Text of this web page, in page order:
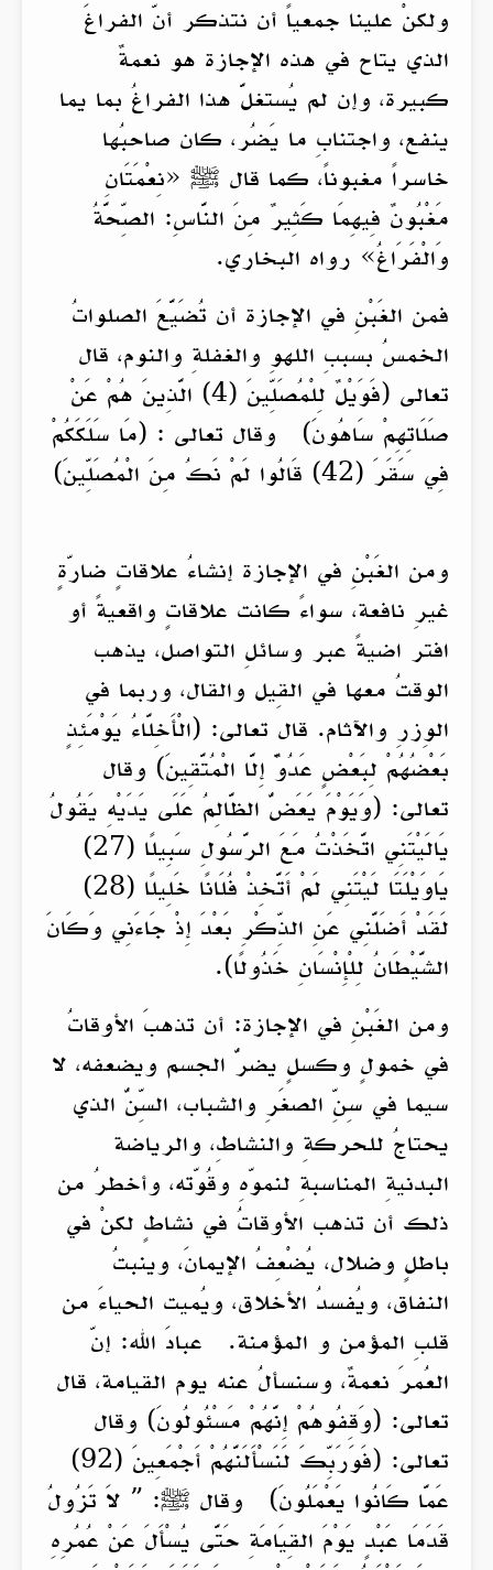
ولكنْ علينا جمعياً أن نتذكر أنّ الفراغَ
الذي يتاح في هذه الإجازة هو نعمةٌ
كبيرة، وإن لم يُستغلَّ هذا الفراغُ بما يما
ينفع، واجتنابِ ما يَضُر، كان صاحبُها
خاسراً مغبوناً، كما قال ﷺ «نِعْمَتَانِ
مَغْبُونٌ فِيهِمَا كَثِيرٌ مِنَ النَّاسِ: الصِّحَّةُ
وَالْفَرَاغُ» رواه البخاري.
فمن الغَبْنِ في الإجازة أن تُضَيَّعَ الصلواتُ
الخمسُ بسببِ اللهوِ والغفلةِ والنوم، قال
تعالى (فَوَيْلٌ لِلْمُصَلِّينَ (4) الَّذِينَ هُمْ عَنْ
صَلَاتِهِمْ سَاهُونَ) وقال تعالى : (مَا سَلَكَكُمْ
فِي سَقَرَ (42) قَالُوا لَمْ نَكُ مِنَ الْمُصَلِّينَ)
ومن الغَبْنِ في الإجازة إنشاءُ علاقاتٍ ضارّةٍ
غيرِ نافعة، سواءً كانت علاقاتٍ واقعيةً أو
افتر اضيةً عبر وسائلِ التواصل، يذهب
الوقتُ معها في القِيل والقال، وربما في
الوِزرِ والآثام. قال تعالى: (الْأَخِلَّاءُ يَوْمَئِذٍ
بَعْضُهُمْ لِبَعْضٍ عَدُوٌّ إِلَّا الْمُتَّقِينَ) وقال
تعالى: (وَيَوْمَ يَعَضُّ الظَّالِمُ عَلَى يَدَيْهِ يَقُولُ
يَالَيْتَنِي اتَّخَذْتُ مَعَ الرَّسُولِ سَبِيلًا (27)
يَاوَيْلَتَا لَيْتَنِي لَمْ أَتَّخِذْ فُلَانًا خَلِيلًا (28)
لَقَدْ أَضَلَّنِي عَنِ الذِّكْرِ بَعْدَ إِذْ جَاءَنِي وَكَانَ
الشَّيْطَانُ لِلْإِنْسَانِ خَذُولًا).
ومن الغَبْنِ في الإجازة: أن تذهبَ الأوقاتُ
في خمولٍ وكسلٍ يضرُّ الجسم ويضعفه، لا
سيما في سِنِّ الصغَرِ والشباب، السِّنُّ الذي
يحتاجُ للحركةِ والنشاطِ، والرياضة
البدنيةِ المناسبةِ لنموّهِ وقُوّته، وأخطرُ من
ذلك أن تذهب الأوقاتُ في نشاطٍ لكنْ في
باطلٍ وضلال، يُضْعِفُ الإيمانَ، وينبتُ
النفاق، ويُفسدُ الأخلاق، ويُميت الحياءَ من
قلبِ المؤمن و المؤمنة. عبادَ الله: إنّ
العُمرَ نعمةٌ، وسنسألُ عنه يوم القيامة، قال
تعالى: (وَقِفُوهُمْ إِنَّهُمْ مَسْئُولُونَ) وقال
تعالى: (فَوَرَبِّكَ لَنَسْأَلَنَّهُمْ أَجْمَعِينَ (92)
عَمَّا كَانُوا يَعْمَلُونَ) وقال ﷺ: ” لاَ تَزُولُ
قَدَمَا عَبْدٍ يَوْمَ القِيَامَةِ حَتَّى يُسْأَلَ عَنْ عُمُرِهِ